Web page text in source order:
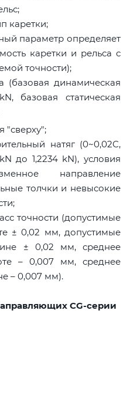
каретки;
параметр определяет
каретки и рельса с
точности);
(базовая динамическая
базовая статическая
"сверху";
натяг (0~0,02C,
до 1,2234 kN), условия
направление
толчки и невысокие
точности (допустимые
± 0,02 мм, допустимые
± 0,02 мм, среднее
– 0,007 мм, среднее
– 0,007 мм).
CG-серии